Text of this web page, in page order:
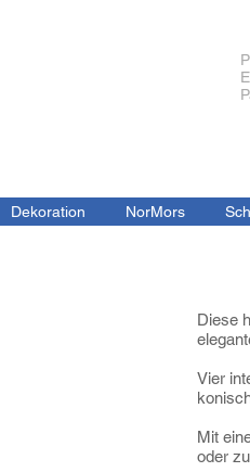
Dekoration NorMors
Diese
Vier
Mit
oder